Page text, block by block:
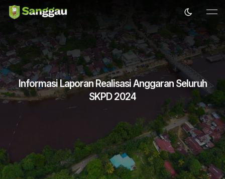
Informasi Laporan Realisasi Anggaran Seluruh
SKPD 2024